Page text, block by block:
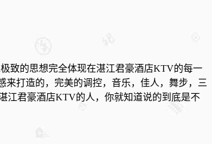
致的思想完全体现在湛江君豪酒店KTV的每一
打造的，完美的调控，音乐，佳人，舞步，三
江君豪酒店KTV的人，你就知道说的到底是不